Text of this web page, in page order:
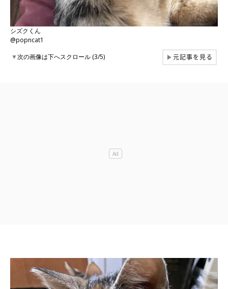
シズクくん
@popncat1
▼次の画像は下へスクロール (3/5) ▶元記事を見る